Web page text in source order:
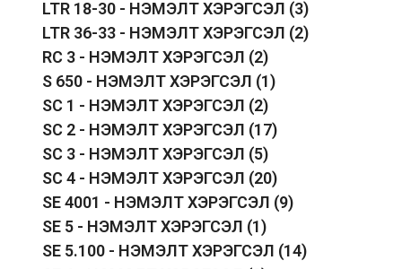
LTR 18-30 - НЭМЭЛТ ХЭРЭГСЭЛ (3)
LTR 36-33 - НЭМЭЛТ ХЭРЭГСЭЛ (2)
RC 3 - НЭМЭЛТ ХЭРЭГСЭЛ (2)
S 650 - НЭМЭЛТ ХЭРЭГСЭЛ (1)
SC 1 - НЭМЭЛТ ХЭРЭГСЭЛ (2)
SC 2 - НЭМЭЛТ ХЭРЭГСЭЛ (17)
SC 3 - НЭМЭЛТ ХЭРЭГСЭЛ (5)
SC 4 - НЭМЭЛТ ХЭРЭГСЭЛ (20)
SE 4001 - НЭМЭЛТ ХЭРЭГСЭЛ (9)
SE 5 - НЭМЭЛТ ХЭРЭГСЭЛ (1)
SE 5.100 - НЭМЭЛТ ХЭРЭГСЭЛ (14)